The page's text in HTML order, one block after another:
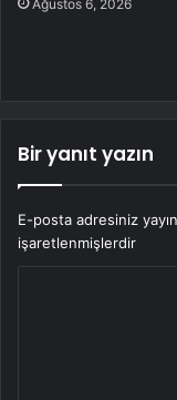
Ağustos 6, 2026
Bir yanıt yazın
E-posta adresiniz
işaretlenmişlerdir